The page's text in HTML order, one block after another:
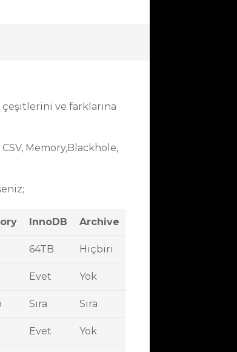
ve farklarına
Memory,Blackhole,
InnoDB Archive
64TB Hiçbiri
Evet Yok
Sıra Sıra
Evet Yok